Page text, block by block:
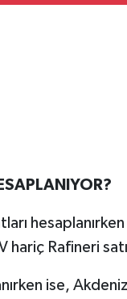
hariç Rafineri
ise,